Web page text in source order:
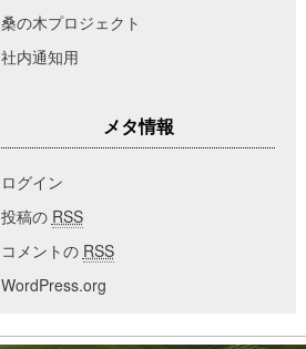
桑の木プロジェクト
社内通知用
メタ情報
ログイン
投稿の RSS
コメントの RSS
WordPress.org